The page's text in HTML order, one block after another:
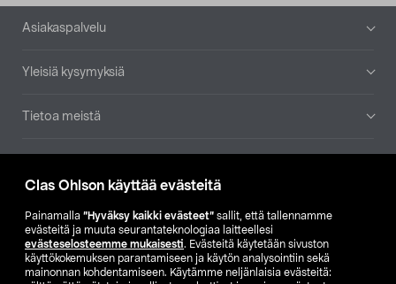
Clas Ohlson käyttää evästeitä
Painamalla ”Hyväksy kaikki evästeet” sallit, että tallennamme
evästeitä ja muuta seurantateknologiaa laitteellesi
evästeselosteemme mukaisesti. Evästeitä käytetään sivuston
käyttökokemuksen parantamiseen ja käytön analysointiin sekä
mainonnan kohdentamiseen. Käytämme neljänlaisia evästeitä:
Alatunniste
Asiakaspalvelu
Yleisiä kysymyksiä
Tietoa meistä
Etsi myymälä